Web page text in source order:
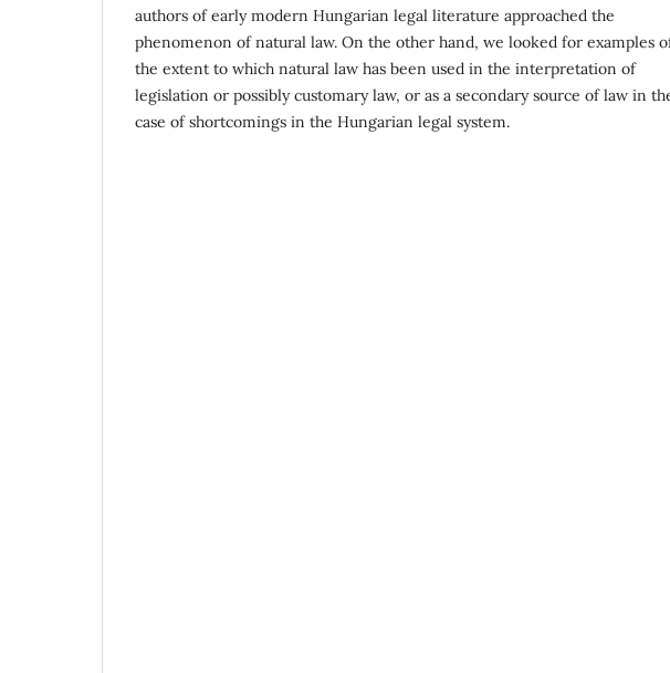
authors of early modern Hungarian legal literature approached the
phenomenon of natural law. On the other hand, we looked for examples
the extent to which natural law has been used in the interpretation of
legislation or possibly customary law, or as a secondary source of law in
case of shortcomings in the Hungarian legal system.